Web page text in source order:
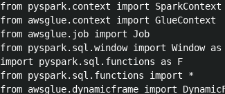
from pyspark.context import SparkContext
from awsglue.context import GlueContext
from awsglue.job import Job
from pyspark.sql.window import Window as
import pyspark.sql.functions as F
from pyspark.sql.functions import *
from awsglue.dynamicframe import